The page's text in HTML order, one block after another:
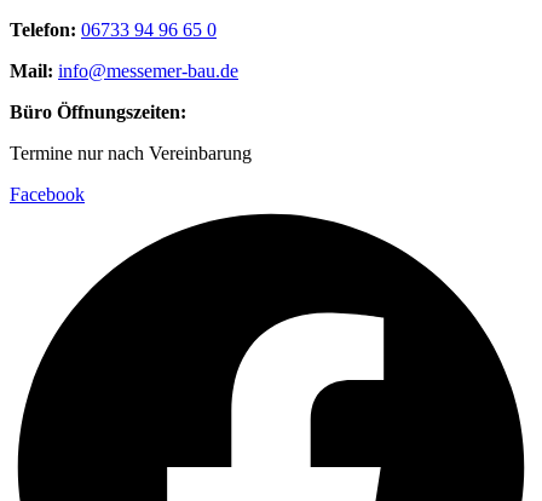
Telefon: 06733 94 96 65 0
Mail: info@messemer-bau.de
Büro Öffnungszeiten:
Termine nur nach Vereinbarung
Facebook